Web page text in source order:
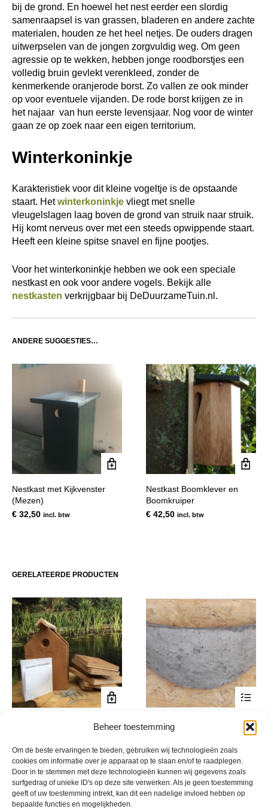
Beheer toestemming
Om de beste ervaringen te bieden, gebruiken wij technologieën zoals
cookies om informatie over je apparaat op te slaan en/of te raadplegen.
Door in te stemmen met deze technologieën kunnen wij gegevens zoals
surfgedrag of unieke ID's op deze site verwerken. Als je geen toestemming
geeft of uw toestemming intrekt, kan dit een nadelige invloed hebben op
bepaalde functies en mogelijkheden.
bij de grond. En hoewel het nest eerder een slordig
samenraapsel is van grassen, bladeren en andere zachte
materialen, houden ze het heel netjes. De ouders dragen
uitwerpselen van de jongen zorgvuldig weg. Om geen
agressie op te wekken, hebben jonge roodborstjes een
volledig bruin gevlekt verenkleed, zonder de
kenmerkende oranjerode borst. Zo vallen ze ook minder
op voor eventuele vijanden. De rode borst krijgen ze in
het najaar van hun eerste levensjaar. Nog voor de winter
gaan ze op zoek naar een eigen territorium.
Winterkoninkje
Karakteristiek voor dit kleine vogeltje is de opstaande
staart. Hetwinterkoninkje vliegt met snelle
vleugelslagen laag boven de grond van struik naar struik.
Hij komt nerveus over met een steeds opwippende staart.
Heeft een kleine spitse snavel en fijne pootjes.
Voor het winterkoninkje hebben we ook een speciale
nestkast en ook voor andere vogels. Bekijk alle
nestkasten verkrijgbaar bij DeDuurzameTuin.nl.
ANDERE SUGGESTIES…
Nestkast met Kijkvenster
(Mezen)
€ 32,50 incl. btw
Nestkast Boomklever en
Boomkruiper
€ 42,50 incl. btw
GERELATEERDE PRODUCTEN
Vogelhuis Bouwpakket
product
Deze
optie
Boerenzwaluwnest